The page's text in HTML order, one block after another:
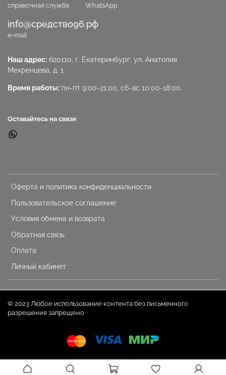
Оферта и политика конфиденциальности
Пользовательское соглашение
Условия обмена и возврата
Обратная связь
Оплата
Личный кабинет
справочная служба WhatsApp
info@средство96.рф
e-mail
Наш адрес: 620110, г. Екатеринбург, ул. Анатолия
Мехренцева, д. 1.
Время работы: пн-пт 9:00-21:00, сб-вс 10:00-18:00.
Оставайтесь на связи
© 2023 Любое использование контента без письменного
разрешения запрещено